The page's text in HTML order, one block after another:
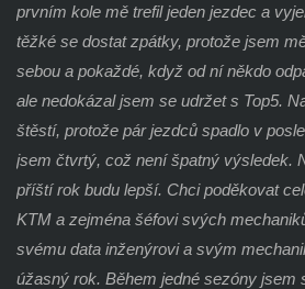
prvním kole mě trefil jeden jezdec a
těžké se dostat zpátky, protože jsem
sebou a pokaždé, když od ní někdo
ale nedokázal jsem se udržet s Top5.
štěstí, protože pár jezdců spadlo v
jsem čtvrtý, což není špatný výsledek.
příští rok budu lepší. Chci poděkovat
KTM a zejména šéfovi svých
svému data inženýrovi a svým
úžasný rok. Během jedné sezóny jsem